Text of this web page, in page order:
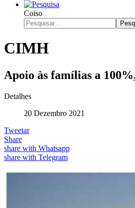
Coiso
CIMH
Apoio às famílias a
Detalhes
20 Dezembro 2021
Tweetar
Share
share with Whatsapp
share with Telegram